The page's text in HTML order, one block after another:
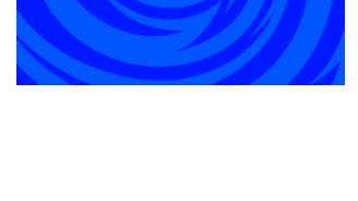
6|08|2026 | 22:40
ΠΟΛΙΤΙΣΜΟΣ
Αγιον Ορος: Εικαστικό ταξίδι σιωπής